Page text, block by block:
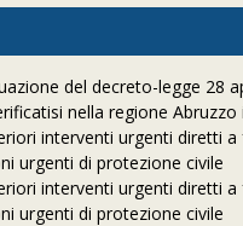
del decreto-legge 28
nella regione
interventi urgenti diretti
urgenti di protezione civile
interventi urgenti diretti
urgenti di protezione civile